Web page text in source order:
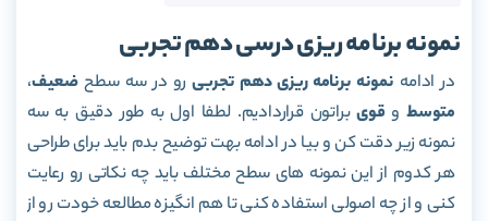
نمونه برنامه ریزی درسی دهم تجربی
در ادامه نمونه برنامه ریزی دهم تجربیرو در سه سطح ضعیف،
متوسط و قویبراتون قراردادیم. لطفا اول به طور دقیق به سه
نمونه زیر دقت کن و بیا در ادامه بهت توضیح بدم باید برای طراحی
هر کدوم از این نمونه های سطح مختلف باید چه نکاتی رو رعایت
کنی و از چه اصولی استفاده کنی تا هم انگیزه مطالعه خودت رو از